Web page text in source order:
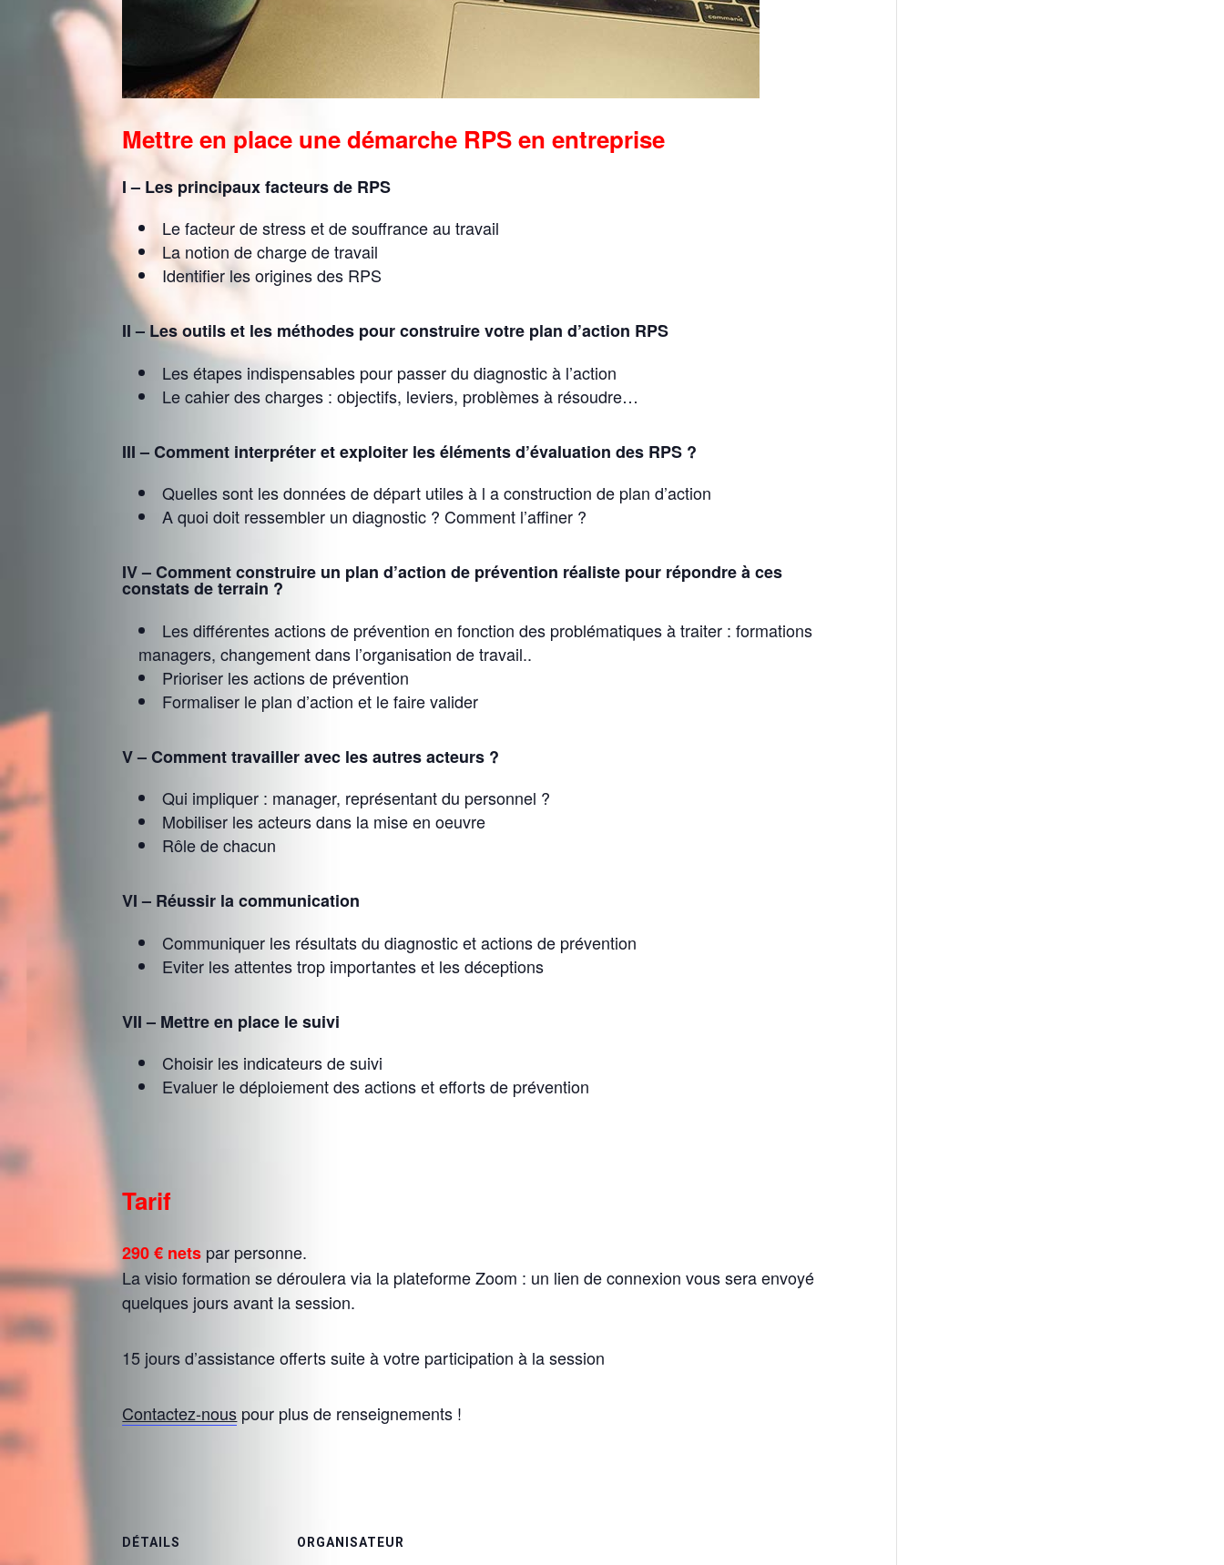
Mettre en place une démarche RPS en entreprise
I – Les principaux facteurs de RPS
Le facteur de stress et de souffrance au travail
La notion de charge de travail
Identifier les origines des RPS
II – Les outils et les méthodes pour construire votre plan d’action RPS
Les étapes indispensables pour passer du diagnostic à l’action
Le cahier des charges : objectifs, leviers, problèmes à résoudre…
III – Comment interpréter et exploiter les éléments d’évaluation des RPS ?
Quelles sont les données de départ utiles à l a construction de plan d’action
A quoi doit ressembler un diagnostic ? Comment l’affiner ?
IV – Comment construire un plan d’action de prévention réaliste pour répondre à ces
constats de terrain ?
Les différentes actions de prévention en fonction des problématiques à traiter : formations
managers, changement dans l’organisation de travail..
Prioriser les actions de prévention
Formaliser le plan d’action et le faire valider
V – Comment travailler avec les autres acteurs ?
Qui impliquer : manager, représentant du personnel ?
Mobiliser les acteurs dans la mise en oeuvre
Rôle de chacun
VI – Réussir la communication
Communiquer les résultats du diagnostic et actions de prévention
Eviter les attentes trop importantes et les déceptions
VII – Mettre en place le suivi
Choisir les indicateurs de suivi
Evaluer le déploiement des actions et efforts de prévention
Tarif
290 € nets par personne.
La visio formation se déroulera via la plateforme Zoom : un lien de connexion vous sera envoyé
quelques jours avant la session.
15 jours d’assistance offerts suite à votre participation à la session
Contactez-nous pour plus de renseignements !
DÉTAILS ORGANISATEUR